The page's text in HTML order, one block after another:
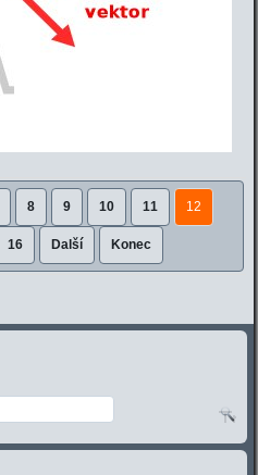
8 9 10 11 12
16 Další Konec